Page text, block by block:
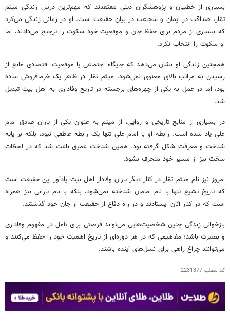
بسیاری از خطیبان و پژوهشگران دینی معتقدند که مهم‌ترین درس زندگی میثم
تمّار، صداقت در ایمان و شجاعت در بیان حقیقت است. او در زمانی زندگی می‌کرد
که بسیاری از مردم برای حفظ جان و موقعیت خود سکوت را ترجیح می‌دادند، اما
او سکوت را انتخاب نکرد.
همچنین زندگی او نشان می‌دهد که جایگاه اجتماعی یا موقعیت اقتصادی مانع از
رسیدن به مراتب بالای معنوی نمی‌شود. میثم تمّار در ظاهر یک خرمافروش ساده
بود، اما در عمل به یکی از چهره‌های برجسته در تاریخ وفاداری به اهل بیت تبدیل
شد.
در بسیاری از منابع تاریخی و روایی، از میثم به عنوان یکی از یاران صادق امام
علی یاد شده است. رابطه او با امام علی تنها یک رابطه عاطفی نبود، بلکه بر پایه
شناخت و معرفت شکل گرفته بود. همین شناخت عمیق باعث شد که در لحظات
سخت نیز از مسیر خود منحرف نشود.
امروز نیز نام میثم تمّار در کنار دیگر یاران وفادار اهل بیت یادآور این حقیقت است
که تاریخ تشیع تنها با نام امامان شناخته نمی‌شود، بلکه با نام یارانی نیز همراه
است که در کنار آنان ایستادند و در راه دفاع از حقیقت از جان خود گذشتند.
بازخوانی زندگی چنین شخصیت‌هایی می‌تواند فرصتی برای تأمل در مفهوم وفاداری
و بصیرت باشد؛ مفاهیمی که در هر دوره‌ای از تاریخ اهمیت خود را حفظ می‌کنند و
می‌توانند چراغ راهی برای نسل‌های آینده باشند.
کد مطلب2231377